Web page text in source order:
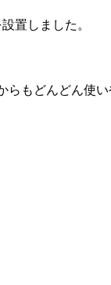
置しました。
らもどんどん使